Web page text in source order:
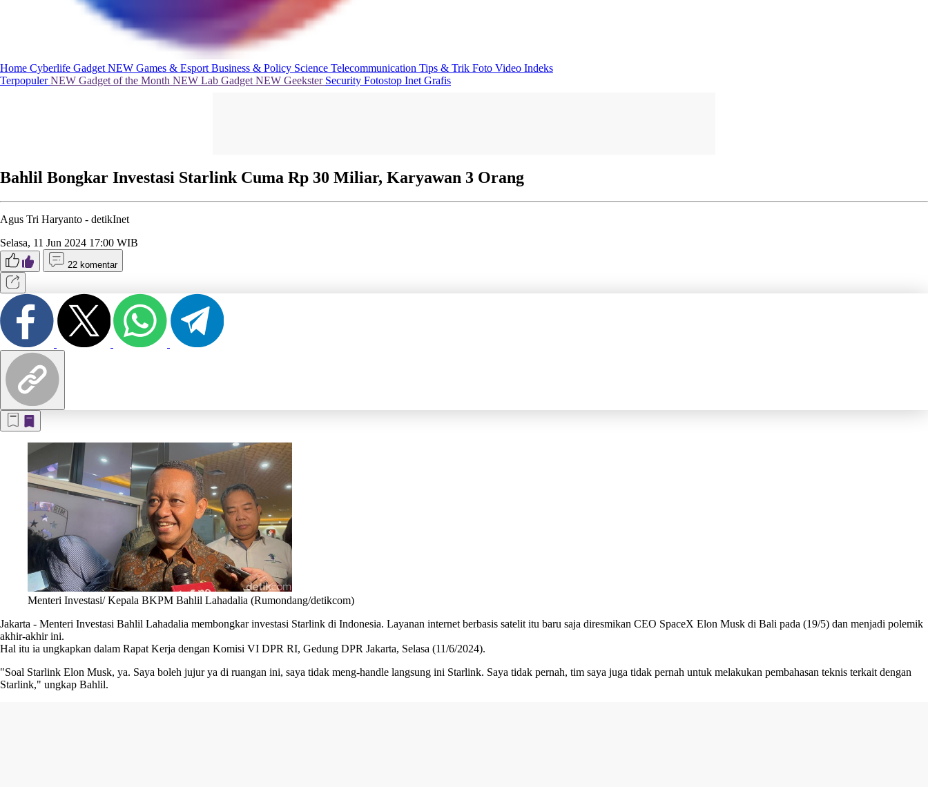
Home Cyberlife Gadget NEW Games & Esport Business & Policy Science Telecommunication Tips & Trik Foto Video Indeks
TerpopulerNEW Gadget of the Month NEW Lab Gadget NEW Geekster Security Fotostop Inet Grafis
Bahlil Bongkar Investasi Starlink Cuma Rp 30 Miliar, Karyawan 3 Orang
Agus Tri Haryanto - detikInet
Selasa, 11 Jun 2024 17:00 WIB
22 komentar
Menteri Investasi/ Kepala BKPM Bahlil Lahadalia (Rumondang/detikcom)
Jakarta - Menteri Investasi Bahlil Lahadalia membongkar investasi Starlink di Indonesia. Layanan internet berbasis satelit itu baru saja diresmikan CEO SpaceX Elon Musk di Bali pada (19/5) dan menjadi polemik
akhir-akhir ini.
Hal itu ia ungkapkan dalam Rapat Kerja dengan Komisi VI DPR RI, Gedung DPR Jakarta, Selasa (11/6/2024).
"Soal Starlink Elon Musk, ya. Saya boleh jujur ya di ruangan ini, saya tidak meng-handle langsung ini Starlink. Saya tidak pernah, tim saya juga tidak pernah untuk melakukan pembahasan teknis terkait dengan
Starlink," ungkap Bahlil.